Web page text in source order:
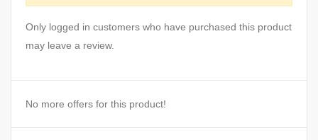
Only logged in customers who have purchased this product
may leave a review.
No more offers for this product!